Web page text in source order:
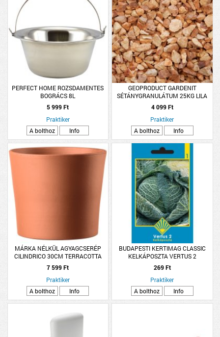
PERFECT HOME ROZSDAMENTES
BOGRÁCS 8L
5 999 Ft
Praktiker
A bolthoz
Info
GEOPRODUCT GARDENIT
SÉTÁNYGRANULÁTUM 25KG LILA
4 099 Ft
Praktiker
A bolthoz
Info
MÁRKA NÉLKÜL AGYAGCSERÉP
CILINDRICO 30CM TERRACOTTA
7 599 Ft
Praktiker
A bolthoz
Info
BUDAPESTI KERTIMAG CLASSIC
KELKÁPOSZTA VERTUS 2
269 Ft
Praktiker
A bolthoz
Info